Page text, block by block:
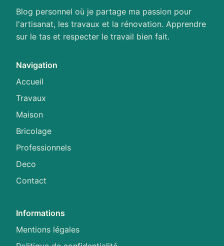
Blog personnel où je partage ma passion pour
l'artisanat, les travaux et la rénovation. Apprendre
sur le tas et respecter le travail bien fait.
Navigation
Accueil
Travaux
Maison
Bricolage
Professionnels
Deco
Contact
Informations
Mentions légales